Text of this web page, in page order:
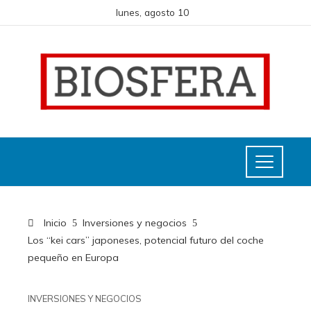
lunes, agosto 10
Inicio
Inversiones y negocios
Los “kei cars” japoneses, potencial futuro del coche
pequeño en Europa
INVERSIONES Y NEGOCIOS